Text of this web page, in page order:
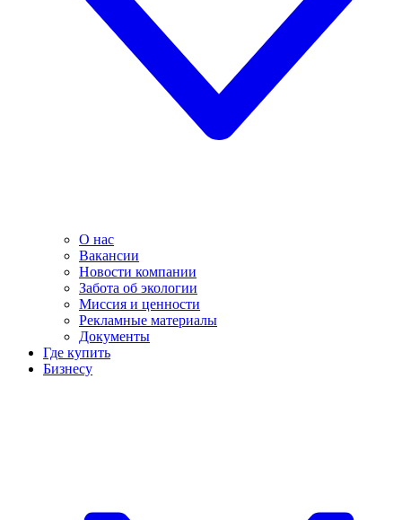
О нас
Вакансии
Новости компании
Забота об экологии
Миссия и ценности
Рекламные материалы
Документы
Где купить
Бизнесу